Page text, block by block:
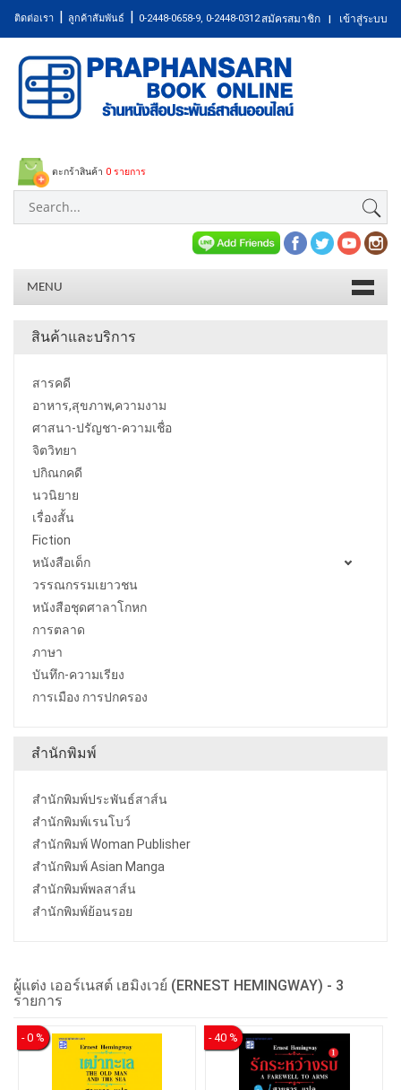
ติดต่อเรา | ลูกค้าสัมพันธ์ | 0-2448-0658-9, 0-2448-0312สมัครสมาชิก | เข้าสู่ระบบ
ตะกร้าสินค้า 0 รายการ
MENU
สินค้าและบริการ
สารคดี
อาหาร,สุขภาพ,ความงาม
ศาสนา-ปรัญชา-ความเชื่อ
จิตวิทยา
ปกิณกคดี
นวนิยาย
เรื่องสั้น
Fiction
หนังสือเด็ก
วรรณกรรมเยาวชน
หนังสือชุดศาลาโกหก
การตลาด
ภาษา
บันทึก-ความเรียง
การเมือง การปกครอง
สำนักพิมพ์
สำนักพิมพ์ประพันธ์สาส์น
สำนักพิมพ์เรนโบว์
สำนักพิมพ์ Woman Publisher
สำนักพิมพ์ Asian Manga
สำนักพิมพ์พลสาส์น
สำนักพิมพ์ย้อนรอย
ผู้แต่ง เออร์เนสต์ เฮมิงเวย์ (ERNEST HEMINGWAY) - 3
รายการ
- 0 % - 40 %